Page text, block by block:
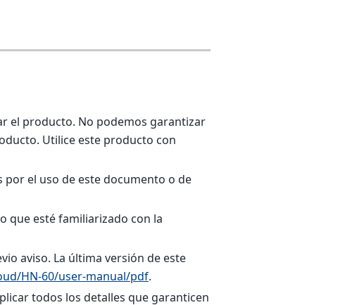
el producto. No podemos garantizar
Utilice este producto con
el uso de este documento o de
que esté familiarizado con la
aviso. La última versión de este
HN-60/user-manual/pdf.
todos los detalles que garanticen